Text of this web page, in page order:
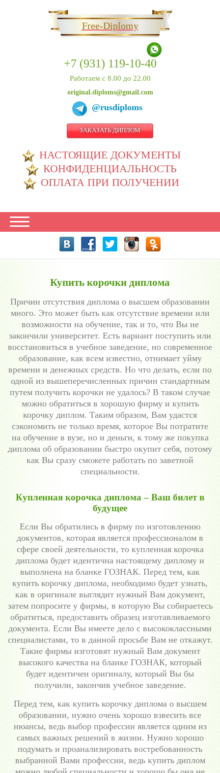
Free-Diplomy
+7 (931) 119-10-40
Работаем с 8.00 до 22.00
original.diploms@gmail.com
@rusdiploms
ЗАКАЗАТЬ ДИПЛОМ
НАСТОЯЩИЕ ДОКУМЕНТЫ
КОНФИДЕНЦИАЛЬНОСТЬ
ОПЛАТА ПРИ ПОЛУЧЕНИИ
Купить корочки диплома
Причин отсутствия диплома о высшем образовании
много. Это может быть как отсутствие времени или
возможности на обучение, так и то, что Вы не
закончили университет. Есть вариант поступить или
восстановиться в учебное заведение, но современное
образование, как всем известно, отнимает уйму
времени и денежных средств. Но что делать, если по
одной из вышеперечисленных причин стандартным
путем получить корочки не удалось? В таком случае
можно обратиться в хорошую фирму и купить
корочку диплом. Таким образом, Вам удастся
сэкономить не только время, которое Вы потратите
на обучение в вузе, но и деньги, к тому же покупка
диплома об образовании быстро окупит себя, потому
как Вы сразу сможете работать по заветной
специальности.
Купленная корочка диплома – Ваш билет в
будущее
Если Вы обратились в фирму по изготовлению
документов, которая является профессионалом в
сфере своей деятельности, то купленная корочка
диплома будет идентична настоящему диплому и
выполнена на бланке ГОЗНАК. Перед тем, как
купить корочку диплома, необходимо будет узнать,
как в оригинале выглядит нужный Вам документ,
затем попросите у фирмы, в которую Вы собираетесь
обратиться, предоставить образец изготавливаемого
документа. Если Вы имеете дело с высококлассными
специалистами, то в данной просьбе Вам не откажут.
Такие фирмы изготовят нужный Вам документ
высокого качества на бланке ГОЗНАК, который
будет идентичен оригиналу, который Вы бы
получили, закончив учебное заведение.
Перед тем, как купить корочку диплома о высшем
образовании, нужно очень хорошо взвесить все
нюансы, ведь выбор профессии является одним из
самых важных решений в жизни. Нужно хорошо
подумать и проанализировать востребованность
выбранной Вами профессии, ведь купить диплом